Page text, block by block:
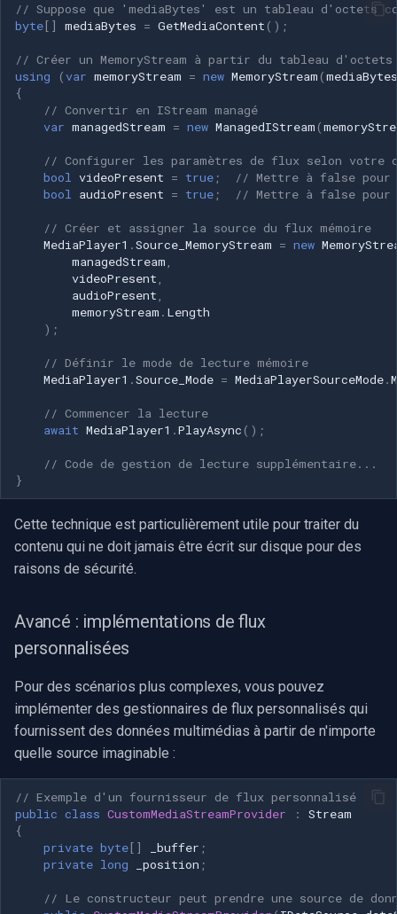
EZVIZ
Wisenet
Annke
Wyze
Aqara
Rhombus
Eufy Security
Tenda
// Suppose que 'mediaBytes' est un tableau d'octets
byte[] mediaBytes = GetMediaContent ();
// Créer un MemoryStream à partir du tableau d'octets
using
( var memoryStream = new MemoryStream (mediaBytes
{
// Convertir en IStream managé
var managedStream = new ManagedIStream (
// Configurer les paramètres de flux selon votre
bool
videoPresent = true ;
// Mettre à false pour
bool
audioPresent = true ; // Mettre à false pour
// Créer et assigner la source du flux mémoire
MediaPlayer1 .Source_MemoryStream = new
managedStream
videoPresent
audioPresent
memoryStream . Length
);
// Définir le mode de lecture mémoire
MediaPlayer1 .Source_Mode = MediaPlayerSourceMode.
// Commencer la lecture
await MediaPlayer1 .PlayAsync ();
// Code de gestion de lecture supplémentaire...
}
Cette technique est particulièrement utile pour traiter du
contenu qui ne doit jamais être écrit sur disque pour des
raisons de sécurité.
Avancé : implémentations de flux
personnalisées
Pour des scénarios plus complexes, vous pouvez
implémenter des gestionnaires de flux personnalisés qui
fournissent des données multimédias à partir de n'importe
quelle source imaginable :
// Exemple d'un fournisseur de flux personnalisé
public class CustomMediaStreamProvider :
Stream
{
private byte[] _buffer ;
private long _position ;
// Le constructeur peut prendre une source de